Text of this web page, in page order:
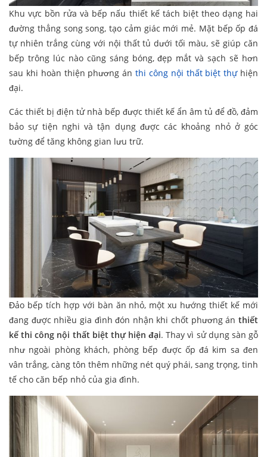
Khu vực bồn rửa và bếp nấu thiết kế tách biệt theo dạng hai
đường thẳng song song, tạo cảm giác mới mẻ. Mặt bếp ốp đá
tự nhiên trắng cùng với nội thất tủ dưới tối màu, sẽ giúp căn
bếp trông lúc nào cũng sáng bóng, đẹp mắt và sạch sẽ hơn
sau khi hoàn thiện phương án thi công nội thất biệt thựhiện
đại.
Các thiết bị điện tử nhà bếp được thiết kế ẩn âm tủ để đồ, đảm
bảo sự tiện nghi và tận dụng được các khoảng nhỏ ở góc
tường để tăng không gian lưu trữ.
Đảo bếp tích hợp với bàn ăn nhỏ, một xu hướng thiết kế mới
đang được nhiều gia đình đón nhận khi chốt phương án thiết
kế thi công nội thất biệt thự hiện đại. Thay vì sử dụng sàn gỗ
như ngoài phòng khách, phòng bếp được ốp đá kim sa đen
vân trắng, càng tôn thêm những nét quý phái, sang trọng, tinh
tế cho căn bếp nhỏ của gia đình.